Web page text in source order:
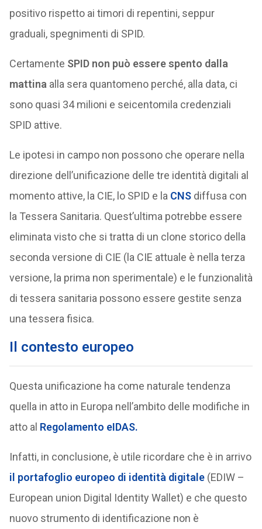
positivo rispetto ai timori di repentini, seppur
graduali, spegnimenti di SPID.
Certamente SPID non può essere spento dalla
mattina alla sera quantomeno perché, alla data, ci
sono quasi 34 milioni e seicentomila credenziali
SPID attive.
Le ipotesi in campo non possono che operare nella
direzione dell’unificazione delle tre identità digitali al
momento attive, la CIE, lo SPID e la CNSdiffusa con
la Tessera Sanitaria. Quest’ultima potrebbe essere
eliminata visto che si tratta di un clone storico della
seconda versione di CIE (la CIE attuale è nella terza
versione, la prima non sperimentale) e le funzionalità
di tessera sanitaria possono essere gestite senza
una tessera fisica.
Il contesto europeo
Questa unificazione ha come naturale tendenza
quella in atto in Europa nell’ambito delle modifiche in
atto al Regolamento eIDAS.
Infatti, in conclusione, è utile ricordare che è in arrivo
il portafoglio europeo di identità digitale(EDIW –
European union Digital Identity Wallet) e che questo
nuovo strumento di identificazione non è